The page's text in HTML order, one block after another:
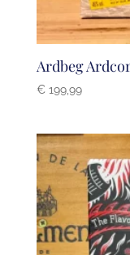
Ardbeg
€199,99